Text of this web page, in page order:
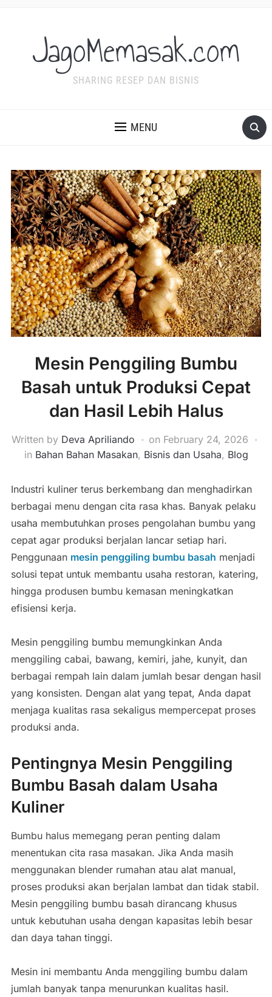
JagoMemasak.com
SHARING RESEP DAN BISNIS
MENU
Mesin Penggiling Bumbu
Basah untuk Produksi Cepat
dan Hasil Lebih Halus
Written by Deva Apriliando on February 24, 2026
in Bahan Bahan Masakan, Bisnis dan Usaha, Blog
Industri kuliner terus berkembang dan menghadirkan
berbagai menu dengan cita rasa khas. Banyak pelaku
usaha membutuhkan proses pengolahan bumbu yang
cepat agar produksi berjalan lancar setiap hari.
Penggunaan mesin penggiling bumbu basah menjadi
solusi tepat untuk membantu usaha restoran, katering,
hingga produsen bumbu kemasan meningkatkan
efisiensi kerja.
Mesin penggiling bumbu memungkinkan Anda
menggiling cabai, bawang, kemiri, jahe, kunyit, dan
berbagai rempah lain dalam jumlah besar dengan hasil
yang konsisten. Dengan alat yang tepat, Anda dapat
menjaga kualitas rasa sekaligus mempercepat proses
produksi anda.
Pentingnya Mesin Penggiling
Bumbu Basah dalam Usaha
Kuliner
Bumbu halus memegang peran penting dalam
menentukan cita rasa masakan. Jika Anda masih
menggunakan blender rumahan atau alat manual,
proses produksi akan berjalan lambat dan tidak stabil.
Mesin penggiling bumbu basah dirancang khusus
untuk kebutuhan usaha dengan kapasitas lebih besar
dan daya tahan tinggi.
Mesin ini membantu Anda menggiling bumbu dalam
jumlah banyak tanpa menurunkan kualitas hasil.